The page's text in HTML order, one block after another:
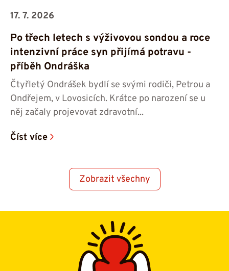
17. 7. 2026
Po třech letech s výživovou sondou a roce
intenzivní práce syn přijímá potravu -⁠⁠⁠⁠⁠⁠
příběh Ondráška
Čtyřletý Ondrášek bydlí se svými rodiči, Petrou a
Ondřejem, v Lovosicích. Krátce po narození se u
něj začaly projevovat zdravotní...
Číst více
Zobrazit všechny